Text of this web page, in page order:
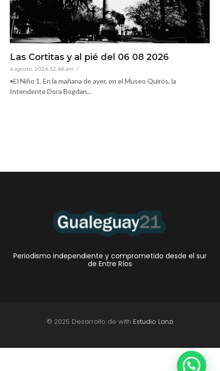
Las Cortitas y al pié del 06 08 2026
6 agosto, 2026 12:46 am /
•El Niño 1. En la mañana de ayer, en el Museo Quirós, la
Intendente Dora Bogdan...
Periodismo independiente y comprometido desde el sur
de Entre Ríos
© 2025 Desarrollo de with Estudio Lanzi